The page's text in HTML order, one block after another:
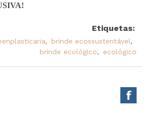
Etiquetas:
, brinde ecossustentável,
brinde ecológico, ecológico